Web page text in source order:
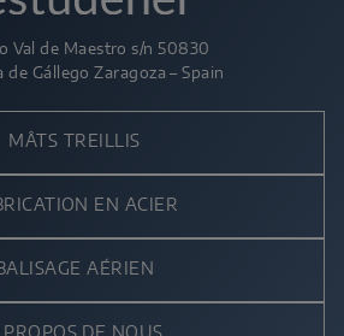
Val de Maestro s/n 50830
de Gállego Zaragoza – Spain
MÂTS TREILLIS
EN ACIER
AÉRIEN